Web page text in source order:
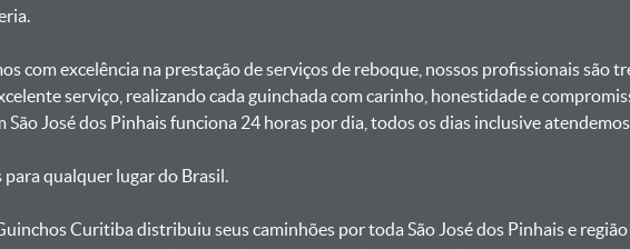
ㅤ
com excelência na prestação de serviços de reboque, nossos profissionais são
serviço, realizando cada guinchada com carinho, honestidade e
São José dos Pinhais funciona 24 horas por dia, todos os dias inclusive
para qualquer lugar do Brasil.
Guinchos Curitiba distribuiu seus caminhões por toda São José dos Pinhais e região